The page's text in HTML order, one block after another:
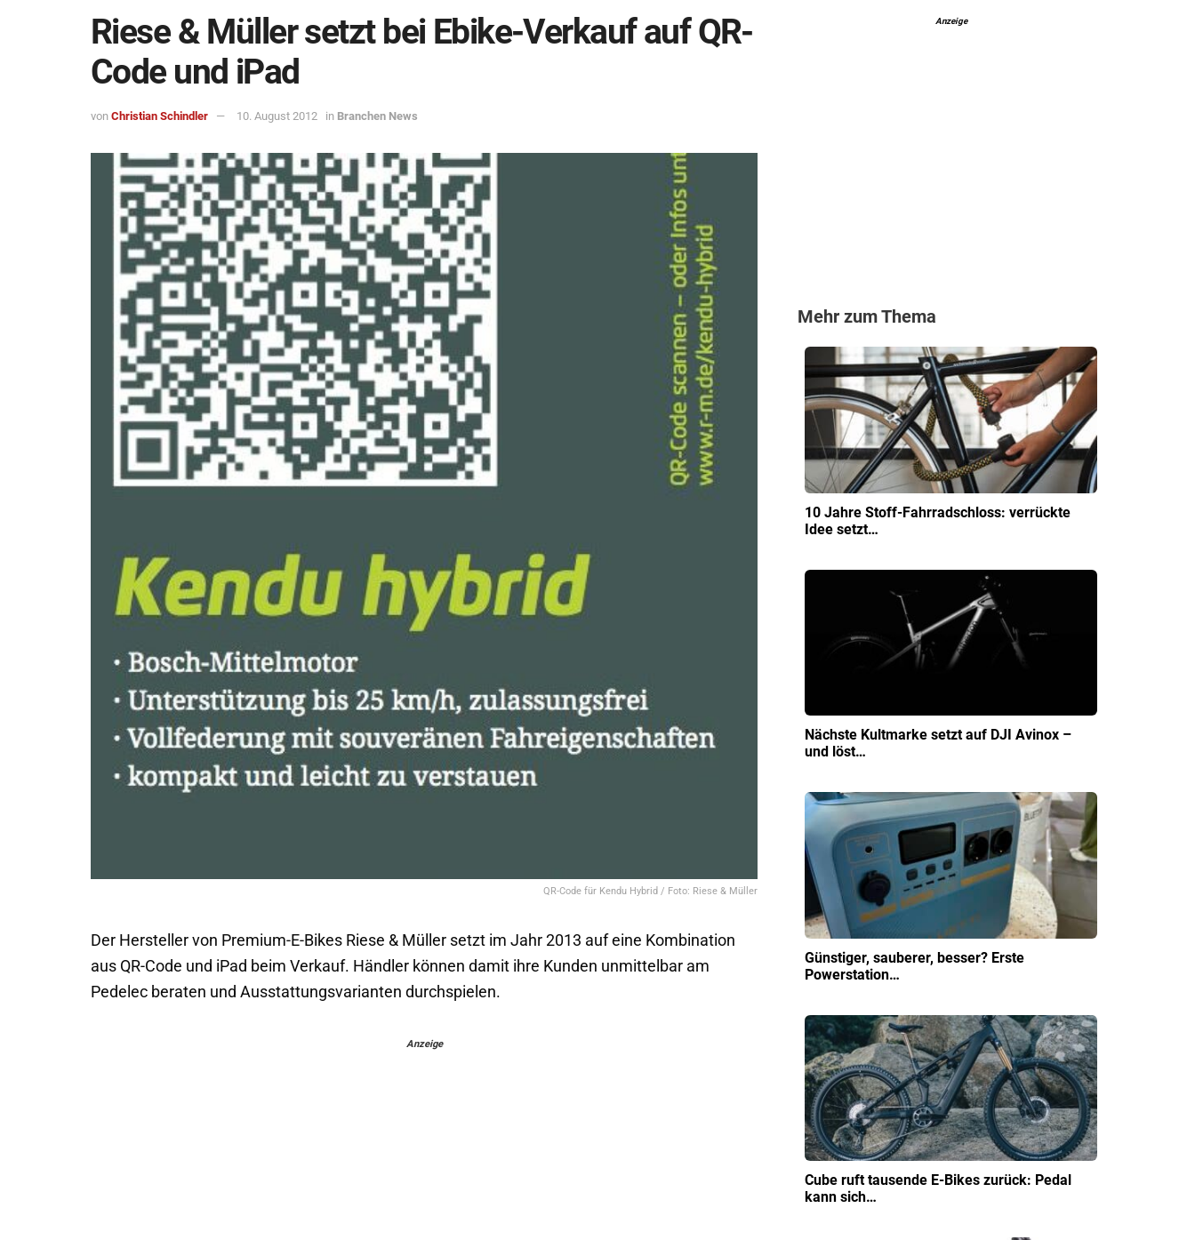
Riese & Müller setzt bei Ebike-Verkauf auf QR-
Code und iPad
von Christian Schindler 10. August 2012 in Branchen News
QR-Code für Kendu Hybrid / Foto: Riese & Müller
Der Hersteller von Premium-E-Bikes Riese & Müller setzt im Jahr 2013 auf eine Kombination
aus QR-Code und iPad beim Verkauf. Händler können damit ihre Kunden unmittelbar am
Pedelec beraten und Ausstattungsvarianten durchspielen.
Anzeige
Anzeige
Mehr zum Thema
10 Jahre Stoff-Fahrradschloss: verrückte
Idee setzt…
Nächste Kultmarke setzt auf DJI Avinox –
und löst…
Günstiger, sauberer, besser? Erste
Powerstation…
Cube ruft tausende E-Bikes zurück: Pedal
kann sich…